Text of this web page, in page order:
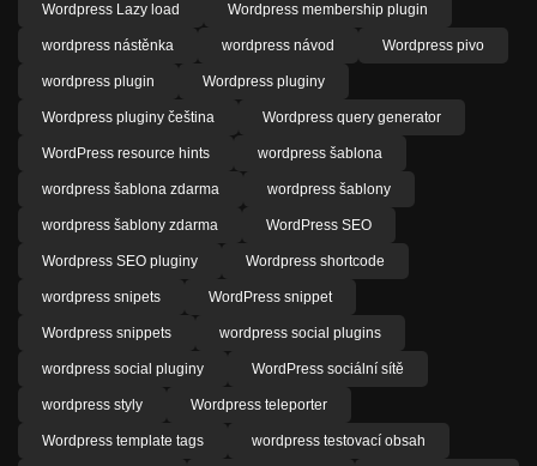
Wordpress Lazy load Wordpress membership plugin
wordpress nástěnka wordpress návod Wordpress pivo
wordpress plugin Wordpress pluginy
Wordpress pluginy čeština Wordpress query generator
WordPress resource hints wordpress šablona
wordpress šablona zdarma wordpress šablony
wordpress šablony zdarma WordPress SEO
Wordpress SEO pluginy Wordpress shortcode
wordpress snipets WordPress snippet
Wordpress snippets wordpress social plugins
wordpress social pluginy WordPress sociální sítě
wordpress styly Wordpress teleporter
Wordpress template tags wordpress testovací obsah